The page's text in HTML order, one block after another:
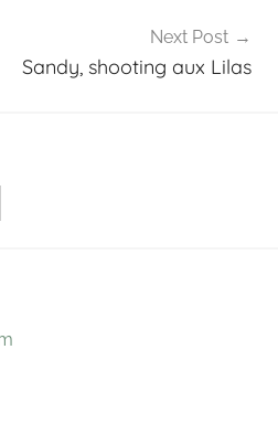
Next Post
Sandy, shooting aux Lilas